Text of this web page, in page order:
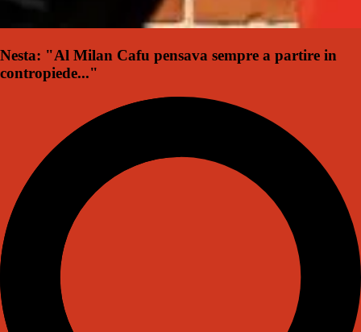
Nesta: "Al Milan Cafu pensava sempre a partire in
contropiede..."